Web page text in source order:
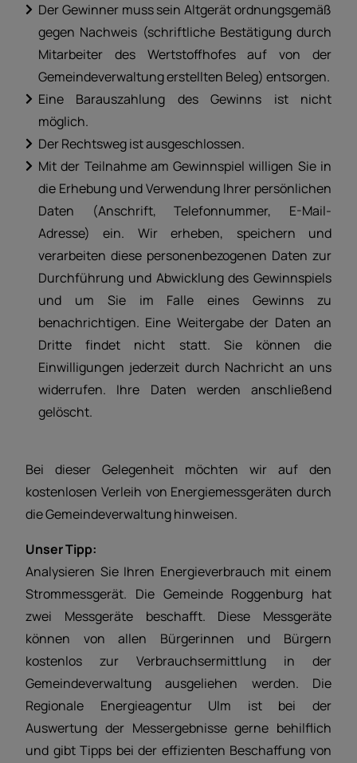
Der Gewinner muss sein Altgerät ordnungsgemäß
gegen Nachweis (schriftliche Bestätigung durch
Mitarbeiter des Wertstoffhofes auf von der
Gemeindeverwaltung erstellten Beleg) entsorgen.
Eine Barauszahlung des Gewinns ist nicht
möglich.
Der Rechtsweg ist ausgeschlossen.
Mit der Teilnahme am Gewinnspiel willigen Sie in
die Erhebung und Verwendung Ihrer persönlichen
Daten (Anschrift, Telefonnummer, E-Mail-
Adresse) ein. Wir erheben, speichern und
verarbeiten diese personenbezogenen Daten zur
Durchführung und Abwicklung des Gewinnspiels
und um Sie im Falle eines Gewinns zu
benachrichtigen. Eine Weitergabe der Daten an
Dritte findet nicht statt. Sie können die
Einwilligungen jederzeit durch Nachricht an uns
widerrufen. Ihre Daten werden anschließend
gelöscht.
Bei dieser Gelegenheit möchten wir auf den
kostenlosen Verleih von Energiemessgeräten durch
die Gemeindeverwaltung hinweisen.
Unser Tipp:
Analysieren Sie Ihren Energieverbrauch mit einem
Strommessgerät. Die Gemeinde Roggenburg hat
zwei Messgeräte beschafft. Diese Messgeräte
können von allen Bürgerinnen und Bürgern
kostenlos zur Verbrauchsermittlung in der
Gemeindeverwaltung ausgeliehen werden. Die
Regionale Energieagentur Ulm ist bei der
Auswertung der Messergebnisse gerne behilflich
und gibt Tipps bei der effizienten Beschaffung von